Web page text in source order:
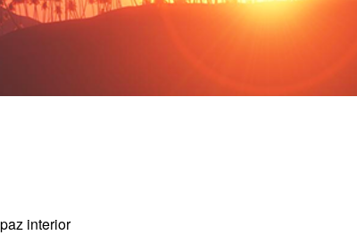
interior